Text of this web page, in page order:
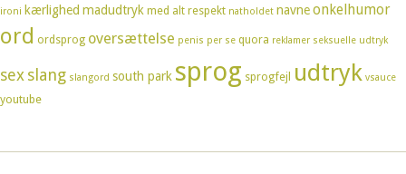
ironi kærlighed madudtryk med alt respekt natholdet navneonkelhumor
ord ordsprog oversættelse penis per se quora reklamer seksuelle udtryk
sexslang slangord south park sprog sprogfejl udtryk vsauce
youtube